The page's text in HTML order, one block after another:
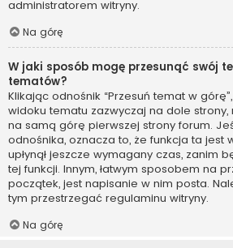
administratorem witryny.
Na górę
W jaki sposób mogę przesunąć swój
tematów?
Klikając odnośnik “Przesuń temat w
widoku tematu zazwyczaj na dole
na samą górę pierwszej strony forum.
odnośnika, oznacza to, że funkcja ta jest
upłynął jeszcze wymagany czas, zanim
tej funkcji. Innym, łatwym sposobem na
początek, jest napisanie w nim posta.
tym przestrzegać regulaminu witryny.
Na górę